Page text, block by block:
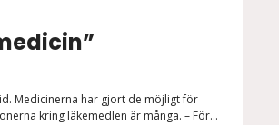
Medicinerna har gjort de möjligt för
kring läkemedlen är många. – För...